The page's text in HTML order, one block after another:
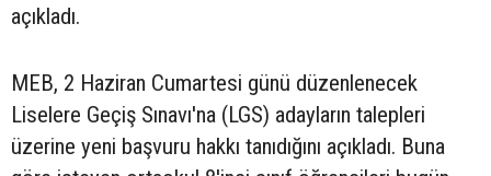
açıkladı.
MEB, 2 Haziran Cumartesi günü düzenlenecek
Liselere Geçiş Sınavı'na (LGS) adayların talepleri
üzerine yeni başvuru hakkı tanıdığını açıkladı. Buna